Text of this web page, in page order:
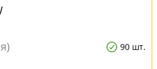
90 шт.